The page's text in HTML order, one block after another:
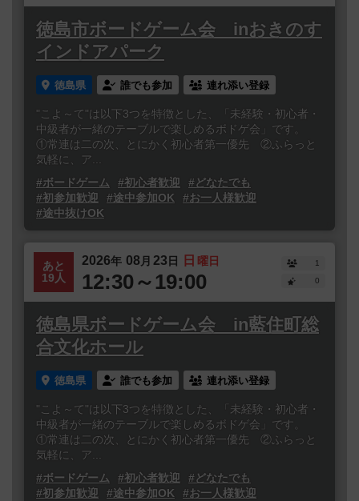
徳島市ボードゲーム会 inおきのす
インドアパーク
徳島県 誰でも参加 連れ添い登録
"こよ～て"は以下3つを特徴とした、「未経験・初心者・
中級者が一緒のテーブルで楽しめるボドゲ会」です。
①常連は二の次、とにかく初心者第一優先 ②ふらっと
気軽に、ア...
#ボードゲーム
#初心者歓迎
#どなたでも
#初参加歓迎
#途中参加OK
#お一人様歓迎
#途中抜けOK
あと
19人
2026年 08 月 23日 日 曜日
12:30～19:00
1
0
徳島県ボードゲーム会 in藍住町総
合文化ホール
徳島県 誰でも参加 連れ添い登録
"こよ～て"は以下3つを特徴とした、「未経験・初心者・
中級者が一緒のテーブルで楽しめるボドゲ会」です。
①常連は二の次、とにかく初心者第一優先 ②ふらっと
気軽に、ア...
#ボードゲーム
#初心者歓迎
#どなたでも
#初参加歓迎
#途中参加OK
#お一人様歓迎